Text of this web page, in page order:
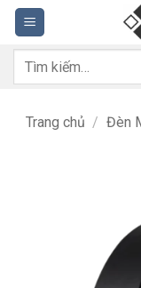
Bỏ
qua
nội
dung
Tìm
Trang chủ / Đèn